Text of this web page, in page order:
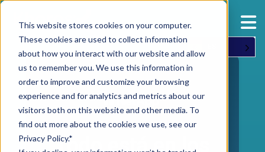
This website stores cookies on your computer.
These cookies are used to collect information
about how you interact with our website and allow
us to remember you. We use this information in
order to improve and customize your browsing
experience and for analytics and metrics about our
visitors both on this website and other media. To
find out more about the cookies we use, see our
Privacy Policy.*Todo está en los